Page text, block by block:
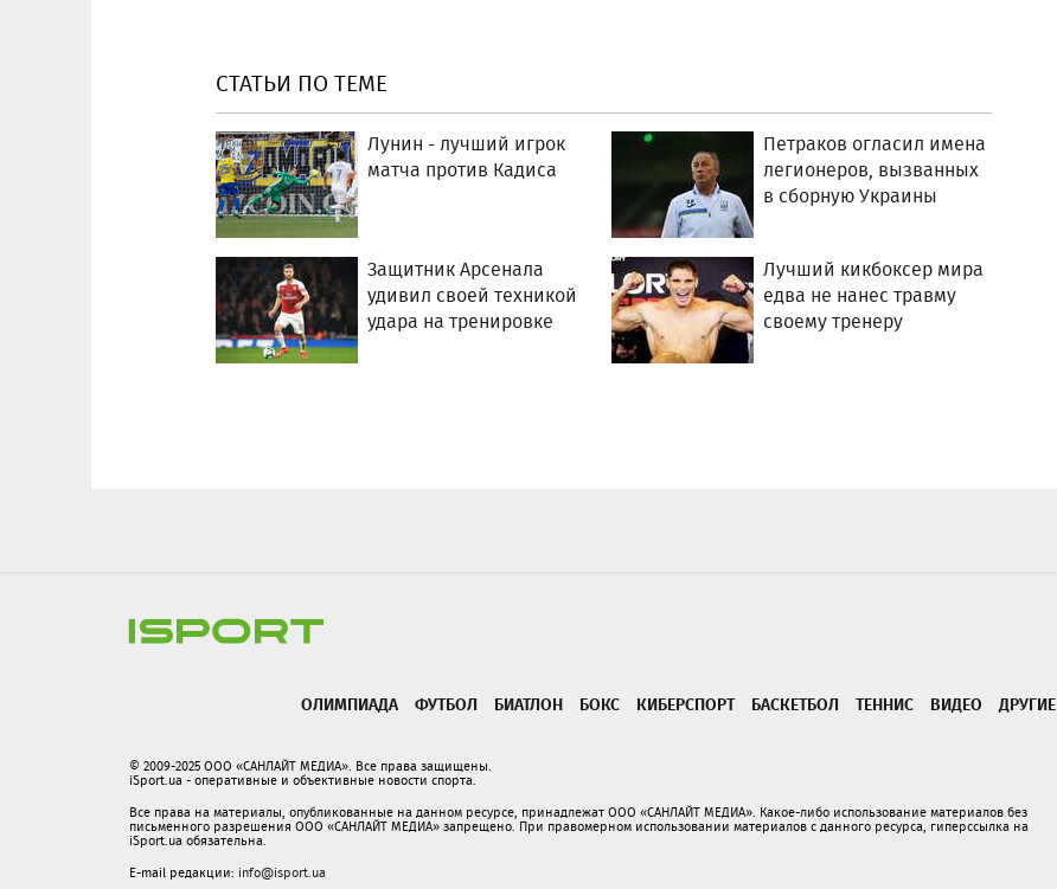
СТАТЬИ ПО ТЕМЕ
Лунин - лучший игрок
матча против Кадиса
Петраков огласил имена
легионеров, вызванных
в сборную Украины
Защитник Арсенала
удивил своей техникой
удара на тренировке
Лучший кикбоксер мира
едва не нанес травму
своему тренеру
ОЛИМПИАДА ФУТБОЛ БИАТЛОН БОКС КИБЕРСПОРТ БАСКЕТБОЛ ТЕННИС ВИДЕО ДРУГИЕ
© 2009-2025 ООО «САНЛАЙТ МЕДИА». Все права защищены.
iSport.ua - оперативные и объективные новости спорта.
Все права на материалы, опубликованные на данном ресурсе, принадлежат ООО «САНЛАЙТ МЕДИА». Какое-либо использование материалов без
письменного разрешения ООО «САНЛАЙТ МЕДИА» запрещено. При правомерном использовании материалов с данного ресурса, гиперссылка на
iSport.ua обязательна.
E-mail редакции: info@isport.ua